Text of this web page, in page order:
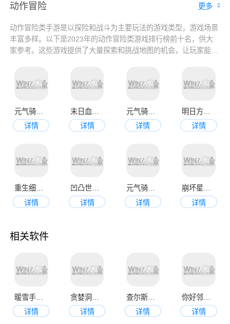
动作冒险 更多
动作冒险类手游是以探险和战斗为主要玩法的游戏类型，游戏场景
丰富多样。以下是2023年的动作冒险类游戏排行榜前十名，供大
家参考。这些游戏提供了大量探索和挑战地图的机会，让玩家能够
元气骑士官方正版2023
详情
详情
元气骑士新作官网版
详情
详情
重生细胞官方版
详情
凹凸世界最新版本
详情
元气骑士官方正版
详情
崩坏星穹铁道手机版
详情
相关软件
暖雪手机版
详情
详情
查尔斯小火车正版
详情
详情